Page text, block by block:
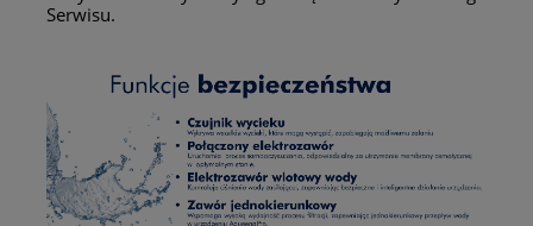
Serwisu.